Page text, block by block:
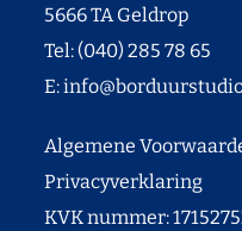
5666 TA Geldrop
Tel: (040) 285 78 65
E:
Algemene
Privacyverklaring
KVK nummer: